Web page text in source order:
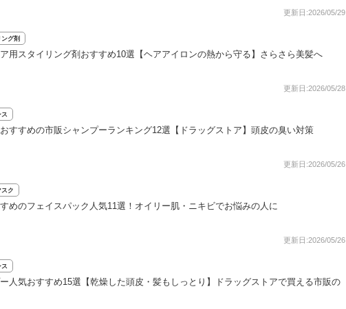
更新日:2026/05/29
グ剤
用スタイリング剤おすすめ10選【ヘアアイロンの熱から守る】さらさら美髪へ
更新日:2026/05/28
ス
すすめの市販シャンプーランキング12選【ドラッグストア】頭皮の臭い対策
更新日:2026/05/26
ク
めのフェイスパック人気11選！オイリー肌・ニキビでお悩みの人に
更新日:2026/05/26
ス
人気おすすめ15選【乾燥した頭皮・髪もしっとり】ドラッグストアで買える市販の